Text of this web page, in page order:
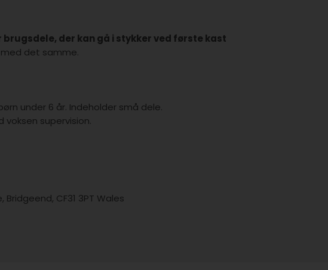
der kan gå i stykker ved første kast
det samme.
under 6 år. Indeholder små dele.
voksen supervision.
CF31 3PT Wales